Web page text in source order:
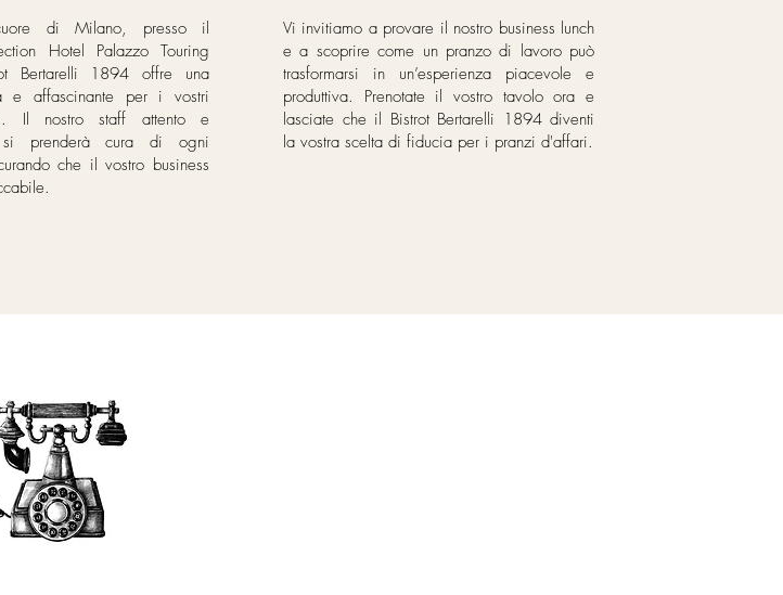
di Milano, presso il
Hotel Palazzo Touring
Bertarelli 1894 offre una
e affascinante per i vostri
Il nostro staff attento e
si prenderà cura di ogni
che il vostro business
Vi invitiamo a provare il nostro business lunch
e a scoprire come un pranzo di lavoro può
trasformarsi in un’esperienza piacevole e
produttiva. Prenotate il vostro tavolo ora e
lasciate che il Bistrot Bertarelli 1894 diventi
la vostra scelta di fiducia per i pranzi d'affari.